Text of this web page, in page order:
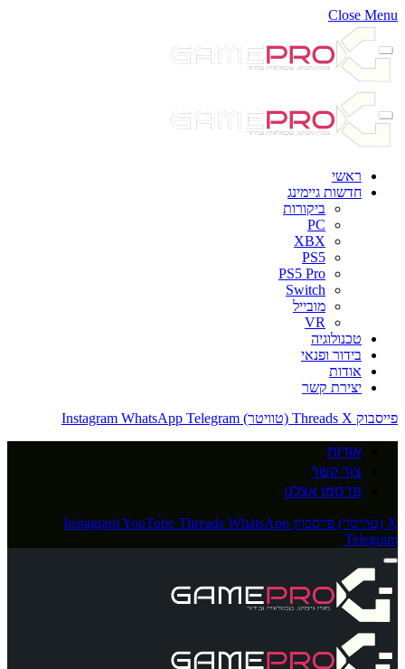
Close Menu
ראשי
חדשות גיימינג
ביקורות
PC
XBX
PS5
PS5 Pro
Switch
מובייל
VR
טכנולוגיה
בידור ופנאי
אודות
יצירת קשר
פייסבוק
Threads X (טוויטר) Instagram WhatsApp Telegram
אודות
צור קשר
פרסמו אצלנו
X (טוויטר) פייסבוק InstagramYouTube Threads WhatsApp
Telegram